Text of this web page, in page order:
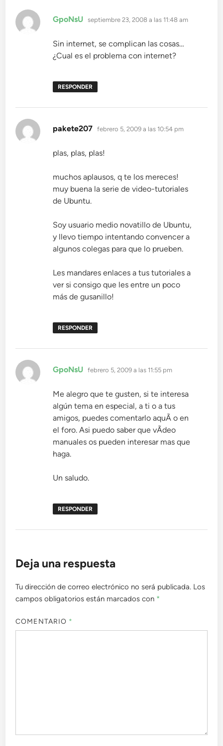
GpoNsU dice:
septiembre 23, 2008 a las 11:48 am
Sin internet, se complican las cosas…
¿Cual es el problema con internet?
RESPONDER
pakete207 dice:
febrero 5, 2009 a las 10:54 pm
plas, plas, plas!
muchos aplausos, q te los mereces!
muy buena la serie de video-tutoriales
de Ubuntu.
Soy usuario medio novatillo de Ubuntu,
y llevo tiempo intentando convencer a
algunos colegas para que lo prueben.
Les mandares enlaces a tus tutoriales a
ver si consigo que les entre un poco
más de gusanillo!
RESPONDER
GpoNsU dice:
febrero 5, 2009 a las 11:55 pm
Me alegro que te gusten, si te interesa
algún tema en especial, a ti o a tus
amigos, puedes comentarlo aquÃ­ o en
el foro. Asi puedo saber que vÃ­deo
manuales os pueden interesar mas que
haga.
Un saludo.
RESPONDER
Deja una respuesta
Tu dirección de correo electrónico no será publicada. Los
campos obligatorios están marcados con *
COMENTARIO *